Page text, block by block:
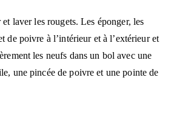
laver les rougets. Les éponger, les
de poivre à l’intérieur et à l’extérieur et
les neufs dans un bol avec une
une pincée de poivre et une pointe de